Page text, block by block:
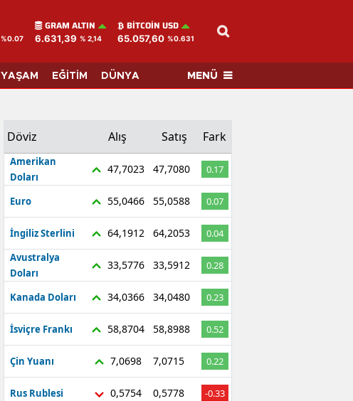
%0.07
GRAM ALTIN
6.631,39 % 2,14
BITCOIN USD
65.057,60 %0.631
YAŞAM EĞİTİM DÜNYA MENÜ
Döviz Alış Satış Fark
Amerikan
Doları
47,7023 47,7080 0.17
Euro 55,0466 55,0588 0.07
İngiliz Sterlini 64,1912 64,2053
0.04
Avustralya
Doları
33,5776 33,5912 0.28
Kanada Doları 34,0366 34,0480 0.23
İsviçre Frankı 58,8704 58,8988 0.52
Çin Yuanı 7,0698 7,0715 0.22
Rus Rublesi 0,5754 0,5778 -0.33